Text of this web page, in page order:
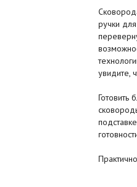
ручки
увидите,
Готовить